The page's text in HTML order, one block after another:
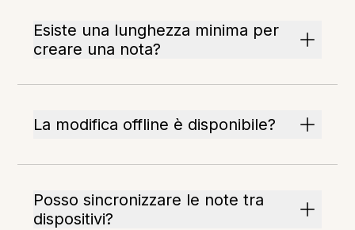
Esiste una lunghezza minima per
creare una nota?
La modifica offline è disponibile?
Posso sincronizzare le note tra
dispositivi?